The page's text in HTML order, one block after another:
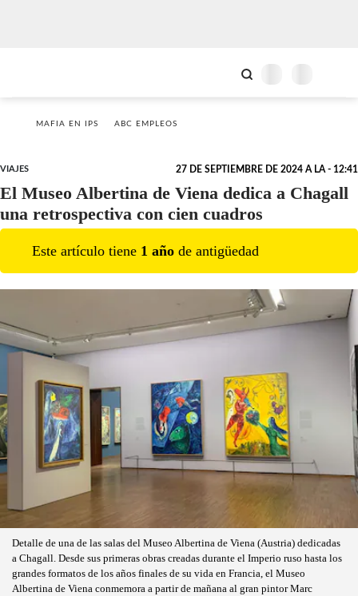
MAFIA EN IPS ABC EMPLEOS
VIAJES 27 DE SEPTIEMBRE DE 2024 A LA - 12:41
El Museo Albertina de Viena dedica a Chagall
una retrospectiva con cien cuadros
Este artículo tiene 1 año de antigüedad
Detalle de una de las salas del Museo Albertina de Viena (Austria) dedicadas
a Chagall. Desde sus primeras obras creadas durante el Imperio ruso hasta los
grandes formatos de los años finales de su vida en Francia, el Museo
Albertina de Viena conmemora a partir de mañana al gran pintor Marc